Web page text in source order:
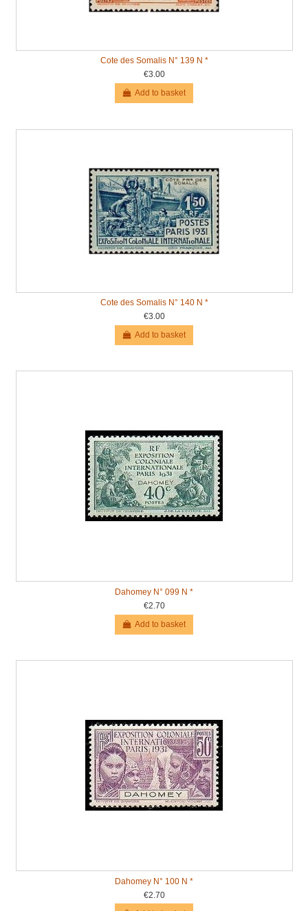
Cote des Somalis N° 139 N *
€3.00
Add to basket
Cote des Somalis N° 140 N *
€3.00
Add to basket
Dahomey N° 099 N *
€2.70
Add to basket
Dahomey N° 100 N *
€2.70